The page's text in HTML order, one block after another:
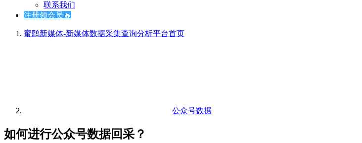
联系我们
注册领会员🔥
蜜鹞新媒体-新媒体数据采集查询分析平台首页
公众号数据
如何进行公众号数据回采？